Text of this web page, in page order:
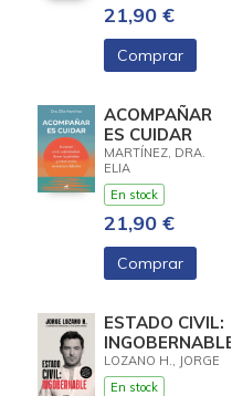
21,90 €
Comprar
ACOMPAÑAR
ES CUIDAR
MARTÍNEZ, DRA.
ELIA
En stock
21,90 €
Comprar
ESTADO CIVIL:
INGOBERNABLE
LOZANO H., JORGE
En stock